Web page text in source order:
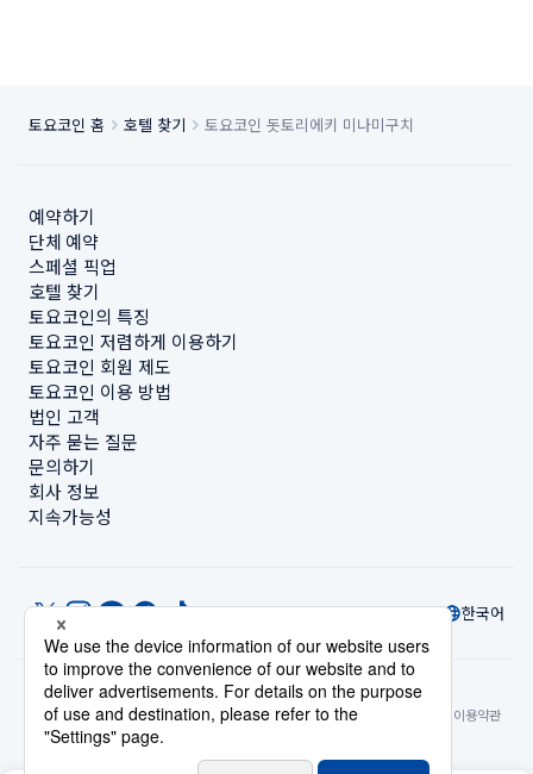
토요코인 홈 호텔 찾기 토요코인 돗토리에키 미나미구치
예약하기
단체 예약
스페셜 픽업
호텔 찾기
토요코인의 특징
토요코인 저렴하게 이용하기
토요코인 회원 제도
토요코인 이용 방법
법인 고객
자주 묻는 질문
문의하기
회사 정보
지속가능성
한국어
© Toyoko Inn Co., Ltd.
개인정보 설정개인정보 보호정책특정상거래법에 관한 표기사이트 정책
숙박시설 이용약관
계정 이용 약관카드 회원 약관